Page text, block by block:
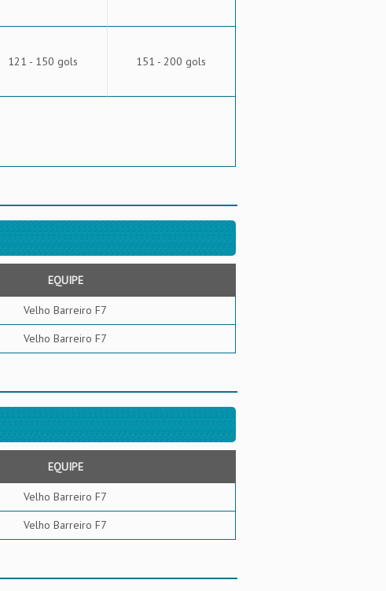
121 - 150 gols 151 - 200 gols
EQUIPE
Velho Barreiro F7
Velho Barreiro F7
EQUIPE
Velho Barreiro F7
Velho Barreiro F7